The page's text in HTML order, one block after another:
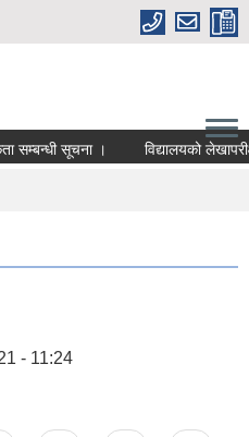
सम्बन्धी सूचना । विद्यालयको
- 11:24